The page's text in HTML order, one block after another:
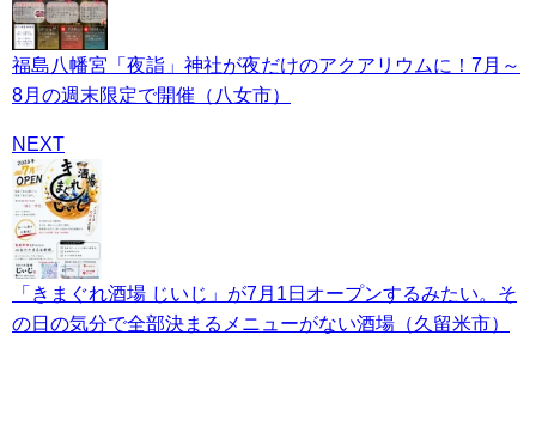
福島八幡宮「夜詣」神社が夜だけのアクアリウムに！7月～
8月の週末限定で開催（八女市）
NEXT
「きまぐれ酒場 じいじ」が7月1日オープンするみたい。そ
の日の気分で全部決まるメニューがない酒場（久留米市）